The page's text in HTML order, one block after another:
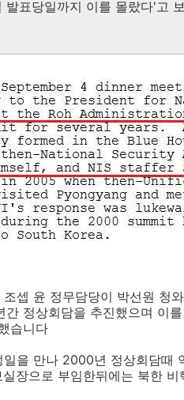
표당일까지 이를 몰랐다'고
셉 윤 정무담당이 박선원 청
정상회담을 추진했으며 이
습니다
을 만나 2000년 정상회담때
장으로 부임한뒤에는 북한